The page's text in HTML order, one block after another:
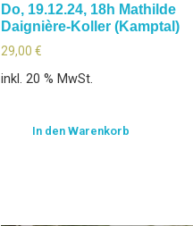
Do, 19.12.24, 18h Mathilde
Daignière-Koller (Kamptal)
29,00 €
inkl. 20 % MwSt.
In den Warenkorb